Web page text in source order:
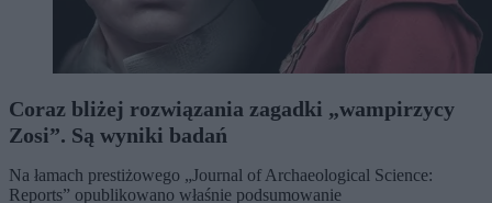
Coraz bliżej rozwiązania zagadki „wampirzycy
Zosi”. Są wyniki badań
Na łamach prestiżowego „Journal of Archaeological Science:
Reports” opublikowano właśnie podsumowanie